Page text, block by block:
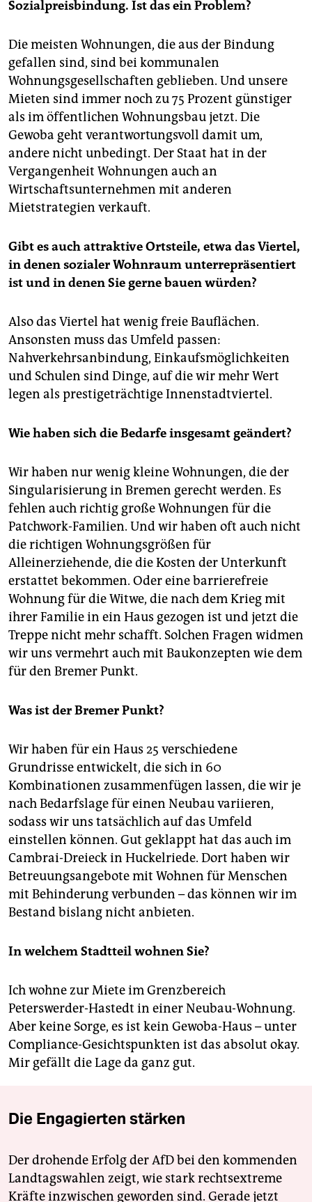
Sozialpreisbindung. Ist das ein Problem?
Die meisten Wohnungen, die aus der Bindung
gefallen sind, sind bei kommunalen
Wohnungsgesellschaften geblieben. Und unsere
Mieten sind immer noch zu 75 Prozent günstiger
als im öffentlichen Wohnungsbau jetzt. Die
Gewoba geht verantwortungsvoll damit um,
andere nicht unbedingt. Der Staat hat in der
Vergangenheit Wohnungen auch an
Wirtschaftsunternehmen mit anderen
Mietstrategien verkauft.
Gibt es auch attraktive Ortsteile, etwa das Viertel,
in denen sozialer Wohnraum unterrepräsentiert
ist und in denen Sie gerne bauen würden?
Also das Viertel hat wenig freie Bauflächen.
Ansonsten muss das Umfeld passen:
Nahverkehrsanbindung, Einkaufsmöglichkeiten
und Schulen sind Dinge, auf die wir mehr Wert
legen als prestigeträchtige Innenstadtviertel.
Wie haben sich die Bedarfe insgesamt geändert?
Wir haben nur wenig kleine Wohnungen, die der
Singularisierung in Bremen gerecht werden. Es
fehlen auch richtig große Wohnungen für die
Patchwork-Familien. Und wir haben oft auch nicht
die richtigen Wohnungsgrößen für
Alleinerziehende, die die Kosten der Unterkunft
erstattet bekommen. Oder eine barrierefreie
Wohnung für die Witwe, die nach dem Krieg mit
ihrer Familie in ein Haus gezogen ist und jetzt die
Treppe nicht mehr schafft. Solchen Fragen widmen
wir uns vermehrt auch mit Baukonzepten wie dem
für den Bremer Punkt.
Was ist der Bremer Punkt?
Wir haben für ein Haus 25 verschiedene
Grundrisse entwickelt, die sich in 60
Kombinationen zusammenfügen lassen, die wir je
nach Bedarfslage für einen Neubau variieren,
sodass wir uns tatsächlich auf das Umfeld
einstellen können. Gut geklappt hat das auch im
Cam­brai-Dreieck in Huckelriede. Dort haben wir
Betreuungsangebote mit Wohnen für Menschen
mit Behinderung verbunden – das können wir im
Bestand bislang nicht anbieten.
In welchem Stadtteil wohnen Sie?
Ich wohne zur Miete im Grenzbereich
Peterswerder-Hastedt in einer Neubau-Wohnung.
Aber keine Sorge, es ist kein Gewoba-Haus – unter
Compliance-Gesichtspunkten ist das absolut okay.
Mir gefällt die Lage da ganz gut.
Die Engagierten stärken
Der drohende Erfolg der AfD bei den kommenden
Landtagswahlen zeigt, wie stark rechtsextreme
Kräfte inzwischen geworden sind. Gerade jetzt